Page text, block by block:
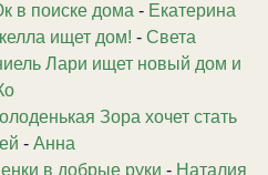
в поиске дома - Екатерина
ищет дом! - Света
Лари ищет новый дом и
Зора хочет стать
- Анна
в добрые руки - Наталия